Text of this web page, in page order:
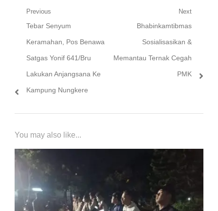
Navigasi
pos
Previous
Previous
post:
Tebar Senyum
Keramahan, Pos Benawa
Satgas Yonif 641/Bru
Lakukan Anjangsana Ke
Kampung Nungkere
Next
Next
post:
Bhabinkamtibmas
Sosialisasikan &
Memantau Ternak Cegah
PMK
You may also like...